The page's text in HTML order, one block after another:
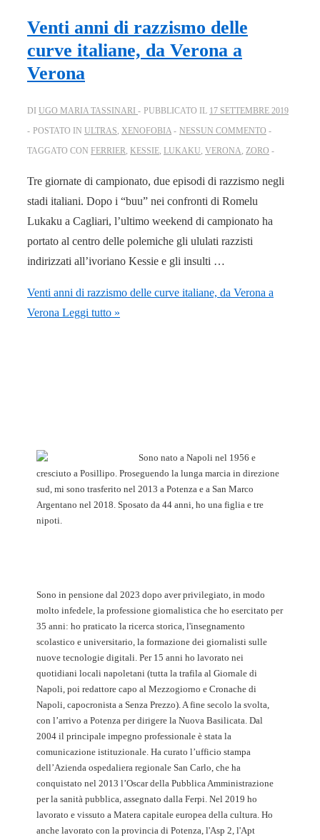
Venti anni di razzismo delle
curve italiane, da Verona a
Verona
DI UGO MARIA TASSINARI PUBBLICATO IL 17 SETTEMBRE 2019
POSTATO IN ULTRAS, XENOFOBIA
NESSUN COMMENTO
TAGGATO CON FERRIER, KESSIE, LUKAKU, VERONA, ZORO
Tre giornate di campionato, due episodi di razzismo negli
stadi italiani. Dopo i “buu” nei confronti di Romelu
Lukaku a Cagliari, l’ultimo weekend di campionato ha
portato al centro delle polemiche gli ululati razzisti
indirizzati all’ivoriano Kessie e gli insulti …
Venti anni di razzismo delle curve italiane, da Verona a
Verona Leggi tutto »
Sono nato a Napoli nel 1956 e
cresciuto a Posillipo. Proseguendo la lunga marcia in direzione
sud, mi sono trasferito nel 2013 a Potenza e a San Marco
Argentano nel 2018. Sposato da 44 anni, ho una figlia e tre
nipoti.
Sono in pensione dal 2023 dopo aver privilegiato, in modo
molto infedele, la professione giornalistica che ho esercitato per
35 anni: ho praticato la ricerca storica, l'insegnamento
scolastico e universitario, la formazione dei giornalisti sulle
nuove tecnologie digitali. Per 15 anni ho lavorato nei
quotidiani locali napoletani (tutta la trafila al Giornale di
Napoli, poi redattore capo al Mezzogiorno e Cronache di
Napoli, capocronista a Senza Prezzo). A fine secolo la svolta,
con l’arrivo a Potenza per dirigere la Nuova Basilicata. Dal
2004 il principale impegno professionale è stata la
comunicazione istituzionale. Ha curato l’ufficio stampa
dell’Azienda ospedaliera regionale San Carlo, che ha
conquistato nel 2013 l’Oscar della Pubblica Amministrazione
per la sanità pubblica, assegnato dalla Ferpi. Nel 2019 ho
lavorato e vissuto a Matera capitale europea della cultura. Ho
anche lavorato con la provincia di Potenza, l'Asp 2, l'Apt